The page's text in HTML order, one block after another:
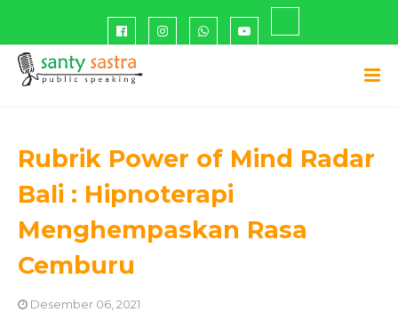
Rubrik Power of Mind Radar
Bali : Hipnoterapi
Menghempaskan Rasa
Cemburu
Desember 06, 2021